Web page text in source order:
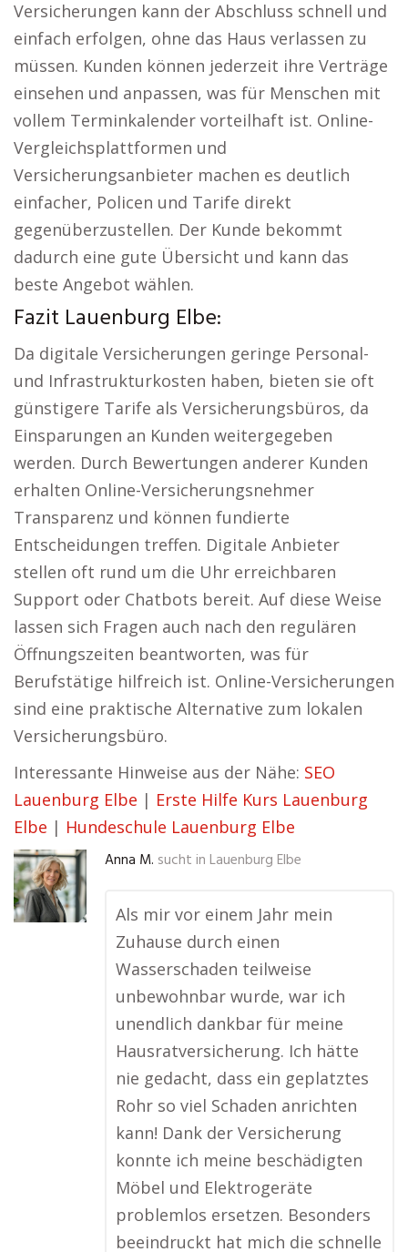
Versicherungen kann der Abschluss schnell und
einfach erfolgen, ohne das Haus verlassen zu
müssen. Kunden können jederzeit ihre Verträge
einsehen und anpassen, was für Menschen mit
vollem Terminkalender vorteilhaft ist. Online-
Vergleichsplattformen und
Versicherungsanbieter machen es deutlich
einfacher, Policen und Tarife direkt
gegenüberzustellen. Der Kunde bekommt
dadurch eine gute Übersicht und kann das
beste Angebot wählen.
Fazit Lauenburg Elbe:
Da digitale Versicherungen geringe Personal-
und Infrastrukturkosten haben, bieten sie oft
günstigere Tarife als Versicherungsbüros, da
Einsparungen an Kunden weitergegeben
werden. Durch Bewertungen anderer Kunden
erhalten Online-Versicherungsnehmer
Transparenz und können fundierte
Entscheidungen treffen. Digitale Anbieter
stellen oft rund um die Uhr erreichbaren
Support oder Chatbots bereit. Auf diese Weise
lassen sich Fragen auch nach den regulären
Öffnungszeiten beantworten, was für
Berufstätige hilfreich ist. Online-Versicherungen
sind eine praktische Alternative zum lokalen
Versicherungsbüro.
Interessante Hinweise aus der Nähe: SEO
Lauenburg Elbe | Erste Hilfe Kurs Lauenburg
Elbe | Hundeschule Lauenburg Elbe
Anna M. sucht in Lauenburg Elbe
Als mir vor einem Jahr mein
Zuhause durch einen
Wasserschaden teilweise
unbewohnbar wurde, war ich
unendlich dankbar für meine
Hausratversicherung. Ich hätte
nie gedacht, dass ein geplatztes
Rohr so viel Schaden anrichten
kann! Dank der Versicherung
konnte ich meine beschädigten
Möbel und Elektrogeräte
problemlos ersetzen. Besonders
beeindruckt hat mich die schnelle